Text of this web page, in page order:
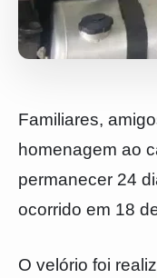
Familiares,
homenagem ao
permanecer 24
ocorrido em 18
O velório foi